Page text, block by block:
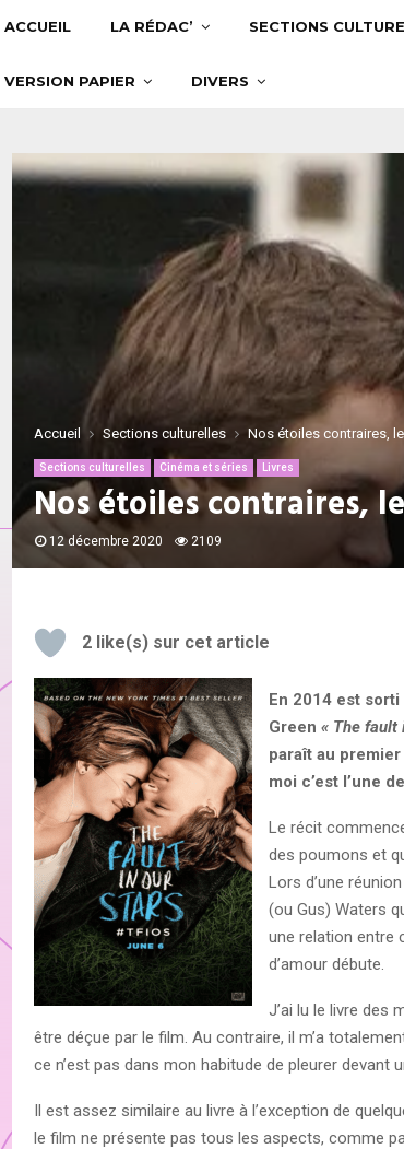
ACCUEIL LA RÉDAC’ SECTIONS
VERSION PAPIER DIVERS
Accueil Sections culturelles Nos étoiles contraires,
Sections culturelles Cinéma et séries Livres
Nos étoiles contraires,
12 décembre 2020 2109
2 like(s) sur cet article
En 2014 est
Green « The fault
paraît au
moi c’est l’une
Le récit
des poumons et
Lors d’une
(ou Gus) Waters
une relation entre
d’amour débute.
J’ai lu le livre des
être déçue par le film. Au contraire, il m’a
ce n’est pas dans mon habitude de pleurer devant
Il est assez similaire au livre à l’exception de
le film ne présente pas tous les aspects, comme